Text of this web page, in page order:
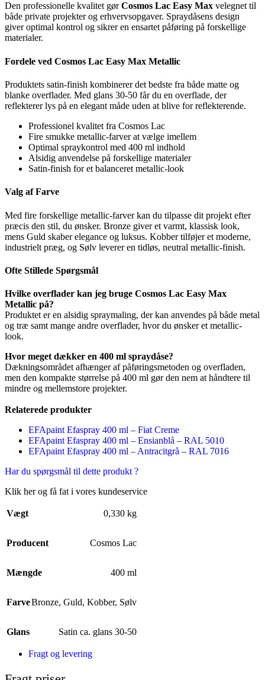
Den professionelle kvalitet gørCosmos Lac Easy Max velegnet til
både private projekter og erhvervsopgaver. Spraydåsens design
giver optimal kontrol og sikrer en ensartet påføring på forskellige
materialer.
Fordele ved Cosmos Lac Easy Max Metallic
Produktets satin-finish kombinerer det bedste fra både matte og
blanke overflader. Med glans 30-50 får du en overflade, der
reflekterer lys på en elegant måde uden at blive for reflekterende.
Professionel kvalitet fra Cosmos Lac
Fire smukke metallic-farver at vælge imellem
Optimal spraykontrol med 400 ml indhold
Alsidig anvendelse på forskellige materialer
Satin-finish for et balanceret metallic-look
Valg af Farve
Med fire forskellige metallic-farver kan du tilpasse dit projekt efter
præcis den stil, du ønsker. Bronze giver et varmt, klassisk look,
mens Guld skaber elegance og luksus. Kobber tilføjer et moderne,
industrielt præg, og Sølv leverer en tidløs, neutral metallic-finish.
Ofte Stillede Spørgsmål
Hvilke overflader kan jeg bruge Cosmos Lac Easy Max
Metallic på?
Produktet er en alsidig spraymaling, der kan anvendes på både metal
og træ samt mange andre overflader, hvor du ønsker et metallic-
look.
Hvor meget dækker en 400 ml spraydåse?
Dækningsområdet afhænger af påføringsmetoden og overfladen,
men den kompakte størrelse på 400 ml gør den nem at håndtere til
mindre og mellemstore projekter.
Relaterede produkter
EFApaint Efaspray 400 ml – Fiat Creme
EFApaint Efaspray 400 ml – Ensianblå – RAL 5010
EFApaint Efaspray 400 ml – Antracitgrå – RAL 7016
Har du spørgsmål til dette produkt ?
Klik her og få fat i vores kundeservice
Vægt 0,330 kg
Producent Cosmos Lac
Mængde 400 ml
FarveBronze, Guld, Kobber, Sølv
Glans Satin ca. glans 30-50
Fragt og levering